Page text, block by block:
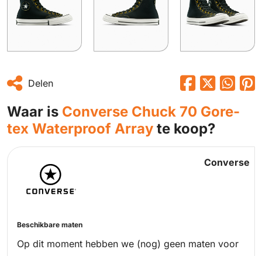
Delen
Waar is Converse Chuck 70 Gore-
tex Waterproof Array te koop?
Converse
Beschikbare maten
Op dit moment hebben we (nog) geen maten voor